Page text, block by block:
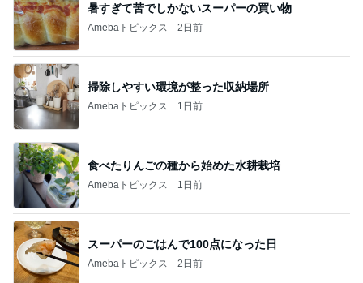
暑すぎて苦でしかないスーパーの買い物
Amebaトピックス 2日前
掃除しやすい環境が整った収納場所
Amebaトピックス 1日前
食べたりんごの種から始めた水耕栽培
Amebaトピックス 1日前
スーパーのごはんで100点になった日
Amebaトピックス 2日前